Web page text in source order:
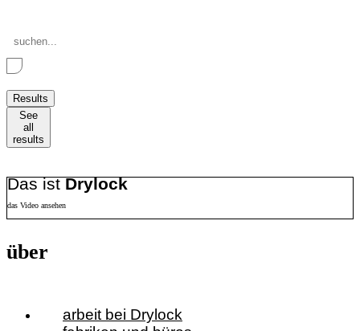
Search
...
Results
See
all
results
Das istDrylock
das Video ansehen
über
arbeit bei Drylock